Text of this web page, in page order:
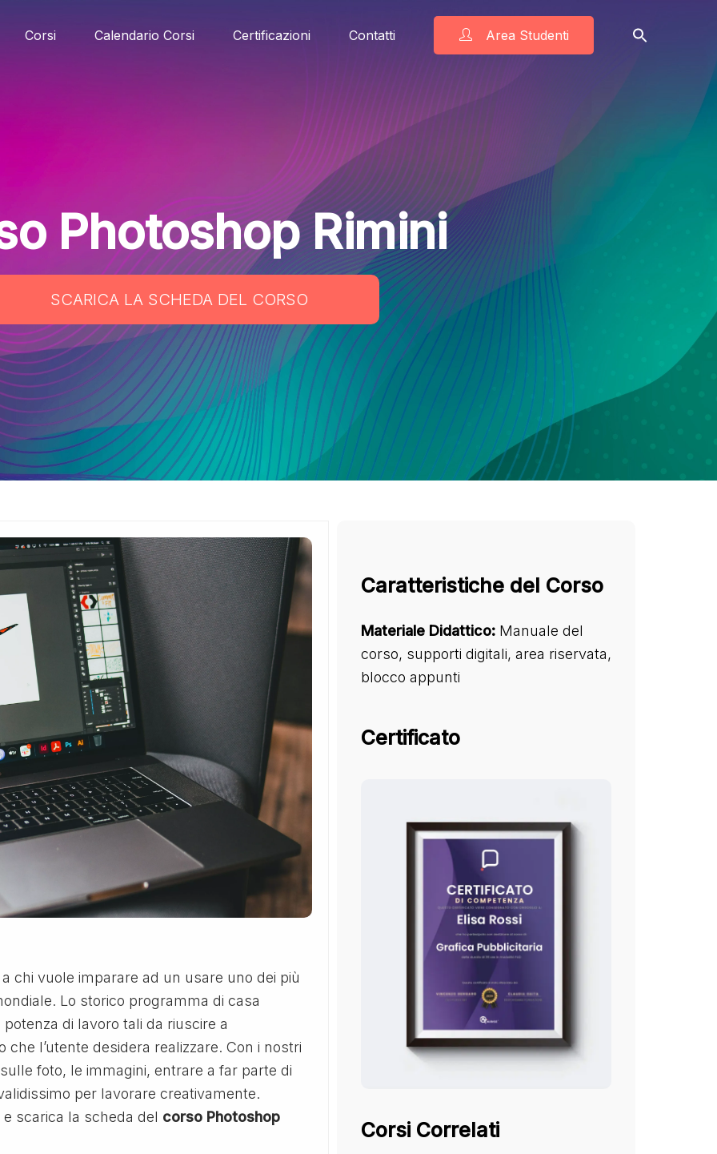
Corsi Calendario Corsi Certificazioni Contatti Area Studenti
Photoshop Rimini
SCARICA LA SCHEDA DEL CORSO
chi vuole imparare ad un usare uno dei più
Lo storico programma di casa
di lavoro tali da riuscire a
l’utente desidera realizzare. Con i nostri
foto, le immagini, entrare a far parte di
per lavorare creativamente.
scarica la scheda del corso Photoshop
Caratteristiche del Corso
Materiale Didattico:Manuale del
corso, supporti digitali, area riservata,
blocco appunti
Certificato
Corsi Correlati